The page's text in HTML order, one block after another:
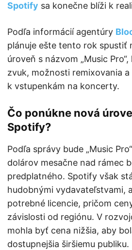
Spotify sa konečne blíži k
Podľa informácií agentúry
plánuje ešte tento rok spustiť
úroveň s názvom „Music
zvuk, možnosti remixovania
k vstupenkám na koncerty.
Čo ponúkne nová
Spotify?
Podľa správy bude „Music
dolárov mesačne nad rámec
predplatného. Spotify však
hudobnými vydavateľstvami,
potrebné licencie, pričom
závislosti od regiónu. V
mohla byť cena nižšia, aby
dostupnejšia širšiemu publiku.